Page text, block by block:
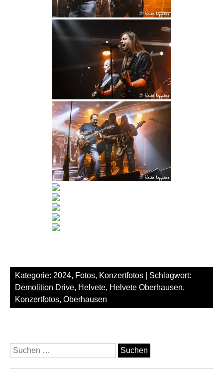
Kategorie: 2024, Fotos, Konzertfotos | Schlagwort:
Demolition Drive, Helvete, Helvete Oberhausen,
Konzertfotos, Oberhausen
Suchen
nach: